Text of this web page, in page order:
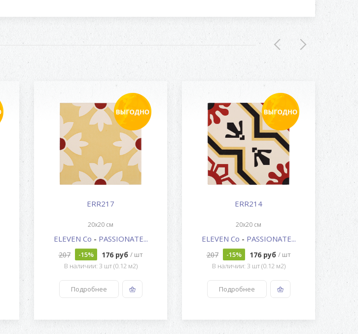
ERR217
20x20 см
ELEVEN Co - PASSIONATE...
207 -15% 176 руб / шт
В наличии: 3 шт (0.12 м2)
Подробнее
ERR214
20x20 см
ELEVEN Co - PASSIONATE...
207 -15% 176 руб / шт
В наличии: 3 шт (0.12 м2)
Подробнее